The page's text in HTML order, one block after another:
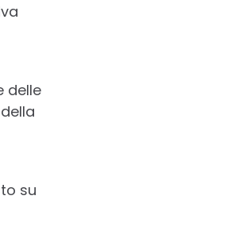
delle
su